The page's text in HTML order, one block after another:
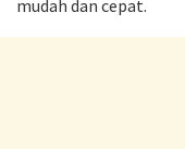
mudah dan cepat.